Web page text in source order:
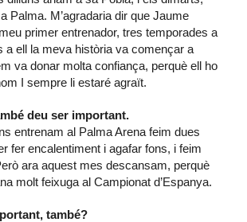
Palma. M’agradaria dir que Jaume
primer entrenador, tres temporades a
a ell la meva història va començar a
va donar molta confiança, perquè ell ho
I sempre li estaré agraït.
deu ser important.
entrenam al Palma Arena feim dues
fer encalentiment i agafar fons, i feim
ara aquest mes descansam, perquè
molt feixuga al Campionat d’Espanya.
també?